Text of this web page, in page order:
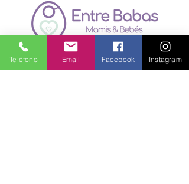
Política de Privacidad
Seguridad
Teléfono Email Facebook Instagram